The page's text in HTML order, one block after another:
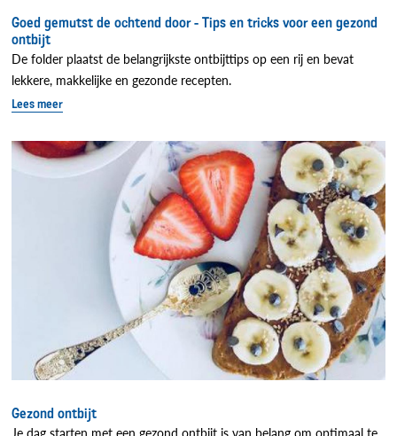
Goed gemutst de ochtend door - Tips en tricks voor een gezond
ontbijt
De folder plaatst de belangrijkste ontbijttips op een rij en bevat
lekkere, makkelijke en gezonde recepten.
Lees meer
Gezond ontbijt
Je dag starten met een gezond ontbijt is van belang om optimaal te